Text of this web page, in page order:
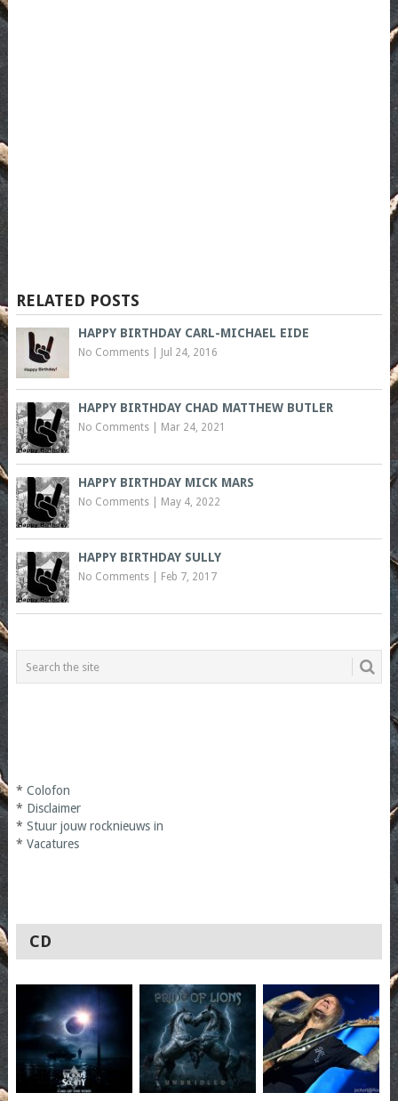
RELATED POSTS
HAPPY BIRTHDAY CARL-MICHAEL EIDE
No Comments| Jul 24, 2016
HAPPY BIRTHDAY CHAD MATTHEW BUTLER
No Comments| Mar 24, 2021
HAPPY BIRTHDAY MICK MARS
No Comments| May 4, 2022
HAPPY BIRTHDAY SULLY
No Comments| Feb 7, 2017
* Colofon
* Disclaimer
* Stuur jouw rocknieuws in
* Vacatures
CD